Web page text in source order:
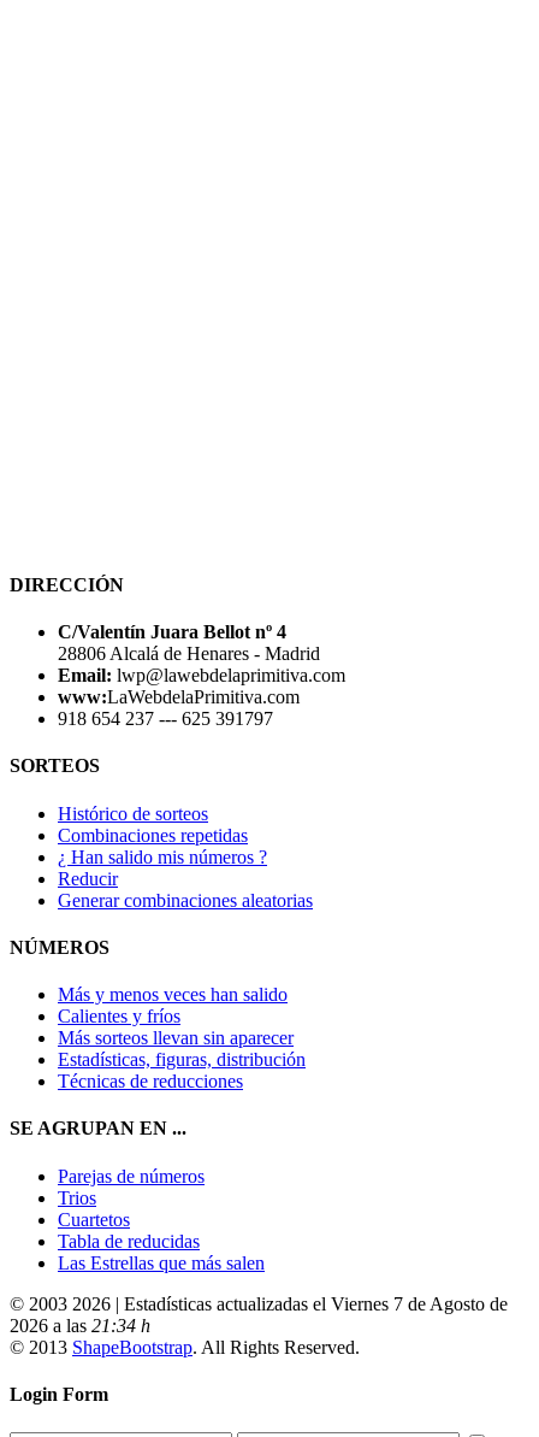
DIRECCIÓN
C/Valentín Juara Bellot nº 4
28806 Alcalá de Henares - Madrid
Email: lwp@lawebdelaprimitiva.com
www:LaWebdelaPrimitiva.com
918 654 237 --- 625 391797
SORTEOS
Histórico de sorteos
Combinaciones repetidas
¿ Han salido mis números ?
Reducir
Generar combinaciones aleatorias
NÚMEROS
Más y menos veces han salido
Calientes y fríos
Más sorteos llevan sin aparecer
Estadísticas, figuras, distribución
Técnicas de reducciones
SE AGRUPAN EN ...
Parejas de números
Trios
Cuartetos
Tabla de reducidas
Las Estrellas que más salen
© 2003 2026 | Estadísticas actualizadas el Viernes 7 de Agosto de
2026 a las 21:34 h
© 2013 ShapeBootstrap. All Rights Reserved.
Login Form